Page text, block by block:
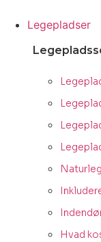
Legepladser
Hvad